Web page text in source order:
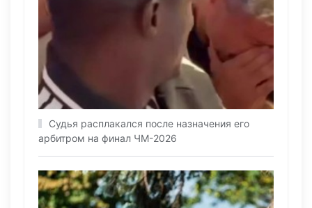
Судья расплакался после назначения его
арбитром на финал ЧМ-2026